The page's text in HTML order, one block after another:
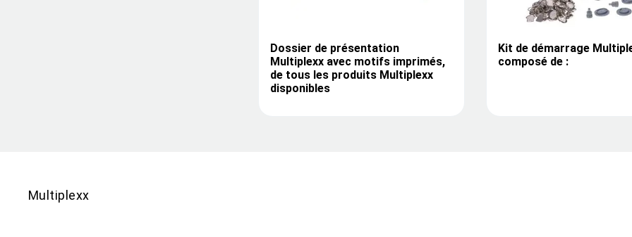
Dossier de présentation
Multiplexx avec motifs imprimés,
de tous les produits Multiplexx
disponibles
Kit de démarrage
composé de :
Multiplexx